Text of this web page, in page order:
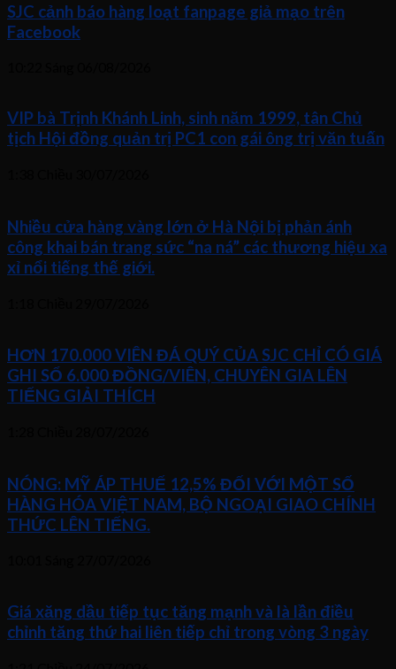
SJC cảnh báo hàng loạt fanpage giả mạo trên
Facebook
VIP bà Trịnh Khánh Linh, sinh năm 1999, tân Chủ
tịch Hội đồng quản trị PC1 con gái ông trị văn tuấn
Nhiều cửa hàng vàng lớn ở Hà Nội bị phản ánh
công khai bán trang sức “na ná” các thương hiệu xa
xỉ nổi tiếng thế giới.
HƠN 170.000 VIÊN ĐÁ QUÝ CỦA SJC CHỈ CÓ GIÁ
GHI SỔ 6.000 ĐỒNG/VIÊN, CHUYÊN GIA LÊN
TIẾNG GIẢI THÍCH
NÓNG: MỸ ÁP THUẾ 12,5% ĐỐI VỚI MỘT SỐ
HÀNG HÓA VIỆT NAM, BỘ NGOẠI GIAO CHÍNH
THỨC LÊN TIẾNG.
Giá xăng dầu tiếp tục tăng mạnh và là lần điều
chỉnh tăng thứ hai liên tiếp chỉ trong vòng 3 ngày